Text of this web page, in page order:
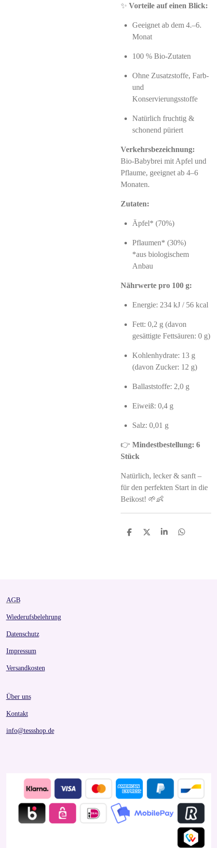
✨ Vorteile auf einen Blick:
Geeignet ab dem 4.–6.
Monat
100 % Bio-Zutaten
Ohne Zusatzstoffe, Farb-
und
Konservierungsstoffe
Natürlich fruchtig &
schonend püriert
Verkehrsbezeichnung:
Bio-Babybrei mit Apfel und
Pflaume, geeignet ab 4–6
Monaten.
Zutaten:
Äpfel* (70%)
Pflaumen* (30%)
*aus biologischem
Anbau
Nährwerte pro 100 g:
Energie: 234 kJ / 56 kcal
Fett: 0,2 g (davon
gesättigte Fettsäuren: 0 g)
Kohlenhydrate: 13 g
(davon Zucker: 12 g)
Ballaststoffe: 2,0 g
Eiweiß: 0,4 g
Salz: 0,01 g
👉 Mindestbestellung: 6
Stück
Natürlich, lecker & sanft –
für den perfekten Start in die
Beikost! 🌱👶
S
S
S
S
AGB
Wiederufsbelehrung
Datenschutz
Impressum
Versandkosten
Über uns
Kontakt
info@tessshop.de